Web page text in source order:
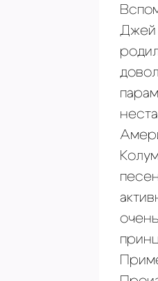
Джей